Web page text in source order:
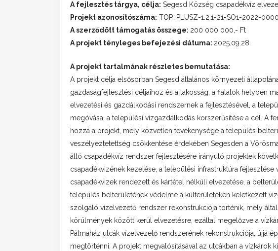
A fejlesztés tárgya, célja: Segesd Község csapadékvíz
Projekt azonosítószáma: TOP_PLUSZ-1.2.1-21-SO1-2022-
A szerződött támogatás összege: 200 000 000,- Ft
A projekt tényleges befejezési dátuma: 2025.09.28.
A projekt tartalmának részletes bemutatása:
A projekt célja elsősorban Segesd általános környezeti
gazdaságfejlesztési céljaihoz és a lakosság, a fiatalok helyben
elvezetési és gazdálkodási rendszernek a fejlesztésével, a
megóvása, a települési vízgazdálkodás korszerűsítése a cél. A
hozzá a projekt, mely közvetlen tevékenysége a település
veszélyeztetettség csökkentése érdekében Segesden a
álló csapadékvíz rendszer fejlesztésére irányuló projektek
csapadékvizének kezelése, a települési infrastruktúra
csapadékvizek rendezett és kártétel nélküli elvezetése, a
település belterületének védelme a külterületeken keletkezett
szolgáló vízelvezető rendszer rekonstrukciója történik, mely
körülmények között kerül elvezetésre, ezáltal megelőzve a
Pálmaház utcák vízelvezető rendszerének rekonstrukciója, újjá
megtörténni. A projekt megvalósításával az utcákban a vízkárok